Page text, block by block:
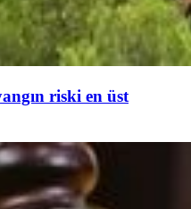
riski en üst